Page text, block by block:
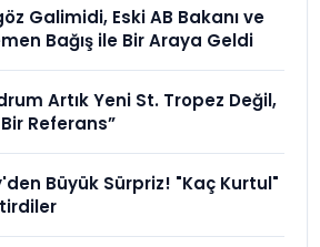
Galimidi, Eski AB Bakanı ve
Bağış ile Bir Araya Geldi
Artık Yeni St. Tropez Değil,
Referans”
Büyük Sürpriz! "Kaç Kurtul"